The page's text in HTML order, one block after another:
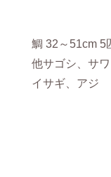
鯛 32～51cm 5
他サゴシ、サ
イサギ、アジ